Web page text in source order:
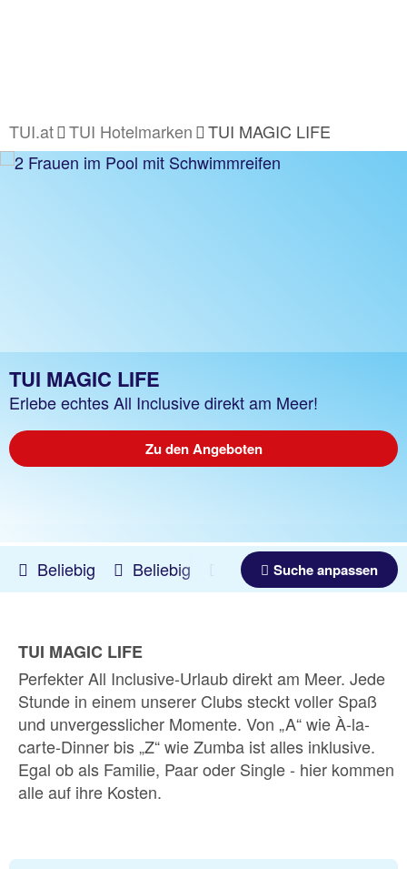
TUI.at TUI Hotelmarken TUI MAGIC LIFE
TUI MAGIC LIFE
Erlebe echtes All Inclusive direkt am Meer!
Zu den Angeboten
Beliebig Beliebig 21.09.2026 -20.12.2026
Suche anpassen
TUI MAGIC LIFE
Perfekter All Inclusive-Urlaub direkt am Meer. Jede
Stunde in einem unserer Clubs steckt voller Spaß
und unvergesslicher Momente. Von „A“ wie À-la-
carte-Dinner bis „Z“ wie Zumba ist alles inklusive.
Egal ob als Familie, Paar oder Single - hier kommen
alle auf ihre Kosten.